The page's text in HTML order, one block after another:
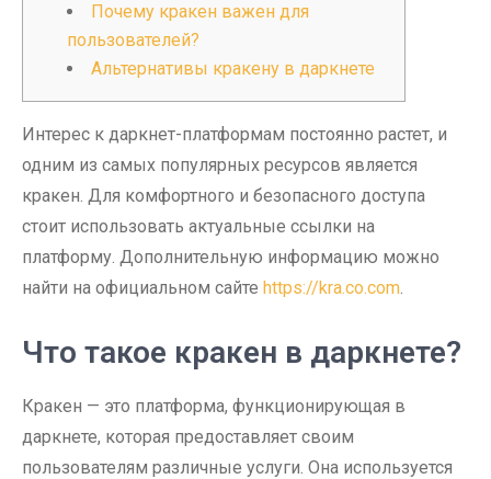
Почему кракен важен для
пользователей?
Альтернативы кракену в даркнете
Интерес к даркнет-платформам постоянно растет, и
одним из самых популярных ресурсов является
кракен. Для комфортного и безопасного доступа
стоит использовать актуальные ссылки на
платформу. Дополнительную информацию можно
найти на официальном сайте https://kra.co.com.
Что такое кракен в даркнете?
Кракен — это платформа, функционирующая в
даркнете, которая предоставляет своим
пользователям различные услуги. Она используется